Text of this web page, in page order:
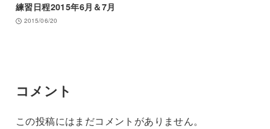
練習日程2015年6月＆7月
2015/06/20
コメント
この投稿にはまだコメントがありません。